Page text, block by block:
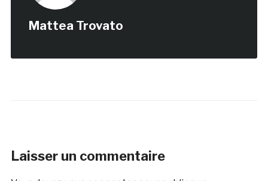
Mattea Trovato
Laisser un commentaire